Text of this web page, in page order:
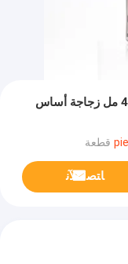
زجاجات قطارة مصل الدهون المستديرة 40 مل زجاجة أساس
ﺎﺘﺼﻟ ﺍﻶﻧ